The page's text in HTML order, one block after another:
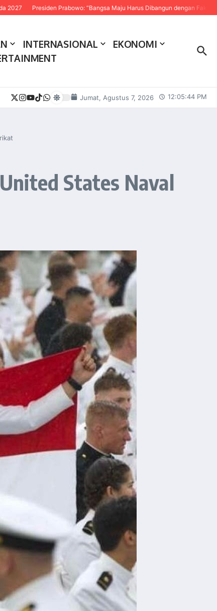
Prabowo: “Bangsa Maju Harus Dibangun dengan Fakta dan Sains”
INTERNASIONAL
EKONOMI
Jumat, Agustus 7, 2026 12:05:45 PM
States Naval